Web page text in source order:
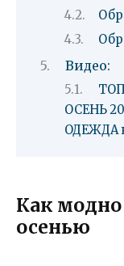
Видео:
ОСЕНЬ
ОДЕЖДА
Как модно
осенью